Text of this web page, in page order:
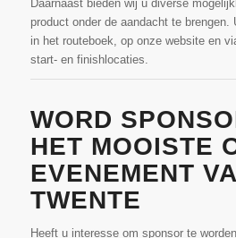
Daarnaast bieden wij u diverse
product onder de aandacht te brengen.
in het routeboek, op onze website en
start- en finishlocaties.
WORD
HET MOOISTE
EVENEMENT
TWENTE
Heeft u interesse om sponsor te